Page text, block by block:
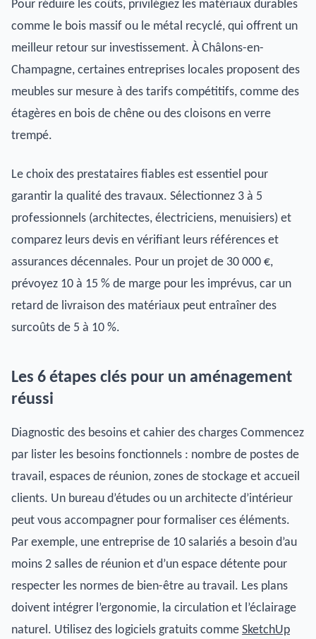
Pour réduire les coûts, privilégiez les matériaux durables
comme le bois massif ou le métal recyclé, qui offrent un
meilleur retour sur investissement. À Châlons-en-
Champagne, certaines entreprises locales proposent des
meubles sur mesure à des tarifs compétitifs, comme des
étagères en bois de chêne ou des cloisons en verre
trempé.
Le choix des prestataires fiables est essentiel pour
garantir la qualité des travaux. Sélectionnez 3 à 5
professionnels (architectes, électriciens, menuisiers) et
comparez leurs devis en vérifiant leurs références et
assurances décennales. Pour un projet de 30 000 €,
prévoyez 10 à 15 % de marge pour les imprévus, car un
retard de livraison des matériaux peut entraîner des
surcoûts de 5 à 10 %.
Les 6 étapes clés pour un aménagement
réussi
Diagnostic des besoins et cahier des charges Commencez
par lister les besoins fonctionnels : nombre de postes de
travail, espaces de réunion, zones de stockage et accueil
clients. Un bureau d’études ou un architecte d’intérieur
peut vous accompagner pour formaliser ces éléments.
Par exemple, une entreprise de 10 salariés a besoin d’au
moins 2 salles de réunion et d’un espace détente pour
respecter les normes de bien-être au travail. Les plans
doivent intégrer l’ergonomie, la circulation et l’éclairage
naturel. Utilisez des logiciels gratuits comme SketchUp